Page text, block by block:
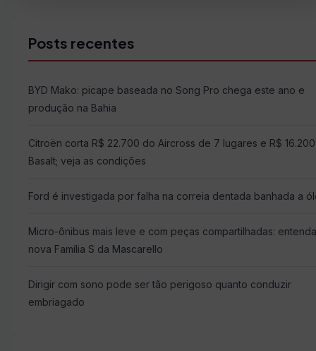
Buscar
Posts recentes
BYD Mako: picape baseada no Song Pro chega este ano e
produção na Bahia
Citroën corta R$ 22.700 do Aircross de 7 lugares e R$
Basalt; veja as condições
Ford é investigada por falha na correia dentada banhada a
Micro-ônibus mais leve e com peças compartilhadas:
nova Família S da Mascarello
Dirigir com sono pode ser tão perigoso quanto conduzir
embriagado